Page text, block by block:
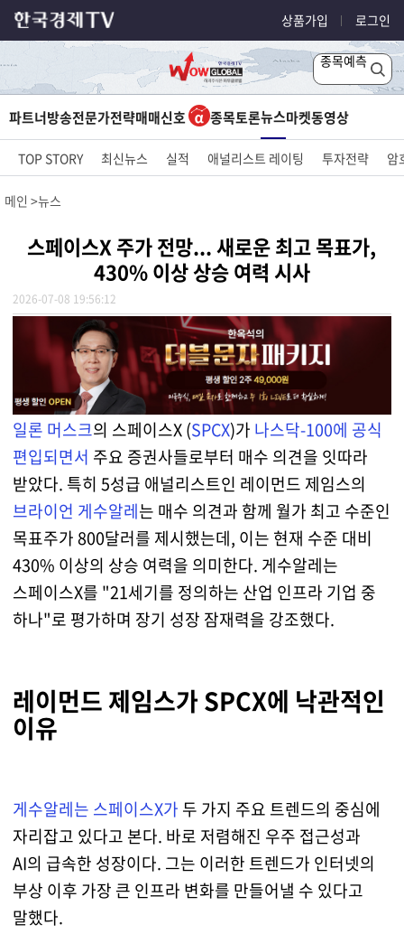
상품가입 로그인
종목예측
파트너방송전문가전략매매신호 종목토론뉴스마켓동영상
TOP STORY 최신뉴스 실적 애널리스트 레이팅 투자전략 암
메인 뉴스
스페이스X 주가 전망... 새로운 최고 목표가,
430% 이상 상승 여력 시사
2026-07-08 19:56:12
일론 머스크의 스페이스X (SPCX)가 나스닥-100에 공식
편입되면서 주요 증권사들로부터 매수 의견을 잇따라
받았다. 특히 5성급 애널리스트인 레이먼드 제임스의
브라이언 게수알레는 매수 의견과 함께 월가 최고 수준인
목표주가 800달러를 제시했는데, 이는 현재 수준 대비
430% 이상의 상승 여력을 의미한다. 게수알레는
스페이스X를 "21세기를 정의하는 산업 인프라 기업 중
하나"로 평가하며 장기 성장 잠재력을 강조했다.
레이먼드 제임스가 SPCX에 낙관적인
이유
게수알레는 스페이스X가 두 가지 주요 트렌드의 중심에
자리잡고 있다고 본다. 바로 저렴해진 우주 접근성과
AI의 급속한 성장이다. 그는 이러한 트렌드가 인터넷의
부상 이후 가장 큰 인프라 변화를 만들어낼 수 있다고
말했다.